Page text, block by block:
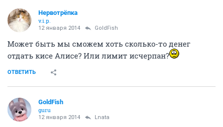
Нервотрёпка
v.i.p.
12 января 2014 GoldFish
Может быть мы сможем хоть сколько-то денег
отдать кисе Алисе? Или лимит исчерпан?
ОТВЕТИТЬ
GoldFish
guru
12 января 2014 Lnata